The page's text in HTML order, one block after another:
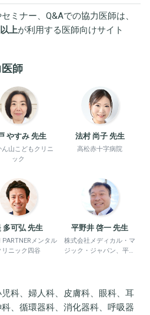
ミナー、Q&Aでの協力医師は、
上が利用する医師向けサイト
師
やすみ 先生
ん山こどもクリニ
ック
法村 尚子 先生
高松赤十字病院
多可弘 先生
PARTNERメンタル
リニック四谷
平野井 啓一 先生
株式会社メディカル・マ
ジック・ジャパン、平野
科、婦人科、皮膚科、眼科、耳
、循環器科、消化器科、呼吸器